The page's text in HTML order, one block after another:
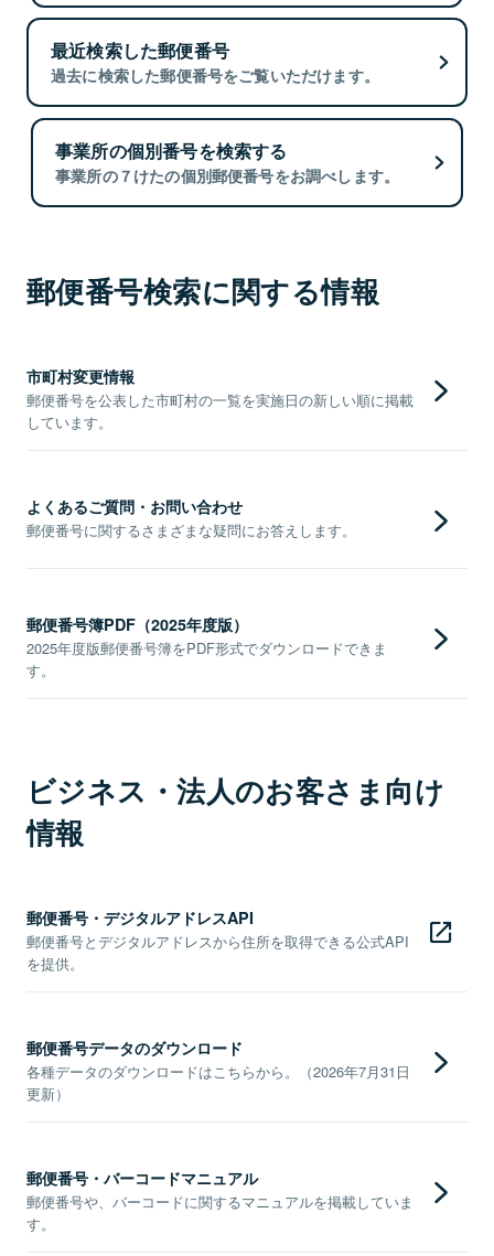
最近検索した郵便番号
過去に検索した郵便番号をご覧いただけます。
事業所の個別番号を検索する
事業所の７けたの個別郵便番号をお調べします。
郵便番号検索に関する情報
市町村変更情報
郵便番号を公表した市町村の一覧を実施日の新しい順に掲載
しています。
よくあるご質問・お問い合わせ
郵便番号に関するさまざまな疑問にお答えします。
郵便番号簿PDF（2025年度版）
2025年度版郵便番号簿をPDF形式でダウンロードできま
す。
ビジネス・法人のお客さま向け
情報
郵便番号・デジタルアドレスAPI
郵便番号とデジタルアドレスから住所を取得できる公式API
を提供。
郵便番号データのダウンロード
各種データのダウンロードはこちらから。（2026年7月31日
更新）
郵便番号・バーコードマニュアル
郵便番号や、バーコードに関するマニュアルを掲載していま
す。